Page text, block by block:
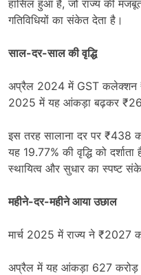
हासिल हुआ है, जो राज्य की मजबूत
गतिविधियों का संकेत देता है।
साल-दर-साल की वृद्धि
अप्रैल 2024 में GST कलेक्शन
2025 में यह आंकड़ा बढ़कर
इस तरह सालाना दर पर ₹438
यह 19.77% की वृद्धि को
स्थायित्व और सुधार का स्पष्ट
महीने-दर-महीने आया उछाल
मार्च 2025 में राज्य ने ₹2027
अप्रैल में यह आंकड़ा 627 करोड़